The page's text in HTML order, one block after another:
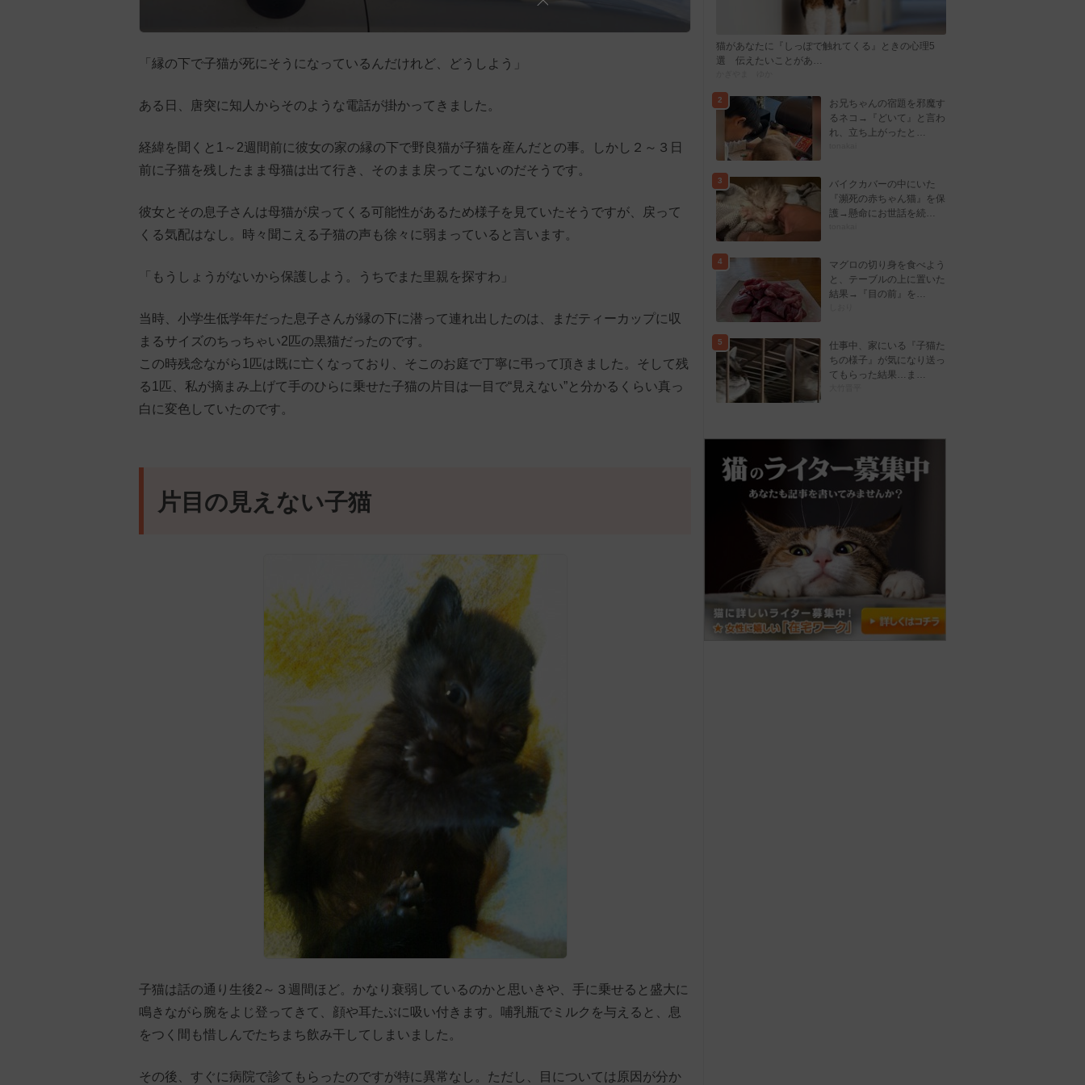
「縁の下で子猫が死にそうになっているんだけれど、どうしよう」
ある日、唐突に知人からそのような電話が掛かってきました。
経緯を聞くと1～2週間前に彼女の家の縁の下で野良猫が子猫を産んだとの事。しかし２～３日
前に子猫を残したまま母猫は出て行き、そのまま戻ってこないのだそうです。
彼女とその息子さんは母猫が戻ってくる可能性があるため様子を見ていたそうですが、戻って
くる気配はなし。時々聞こえる子猫の声も徐々に弱まっていると言います。
「もうしょうがないから保護しよう。うちでまた里親を探すわ」
当時、小学生低学年だった息子さんが縁の下に潜って連れ出したのは、まだティーカップに収
まるサイズのちっちゃい2匹の黒猫だったのです。
この時残念ながら1匹は既に亡くなっており、そこのお庭で丁寧に弔って頂きました。そして残
る1匹、私が摘まみ上げて手のひらに乗せた子猫の片目は一目で“見えない”と分かるくらい真っ
白に変色していたのです。
片目の見えない子猫
子猫は話の通り生後2～３週間ほど。かなり衰弱しているのかと思いきや、手に乗せると盛大に
鳴きながら腕をよじ登ってきて、顔や耳たぶに吸い付きます。哺乳瓶でミルクを与えると、息
をつく間も惜しんでたちまち飲み干してしまいました。
その後、すぐに病院で診てもらったのですが特に異常なし。ただし、目については原因が分か
猫があなたに『しっぽで触れてくる』ときの心理5
選 伝えたいことがあ…
2
お兄ちゃんの宿題を邪魔す
るネコ→『どいて』と言わ
れ、立ち上がったと…
3
バイクカバーの中にいた
『瀕死の赤ちゃん猫』を保
護→懸命にお世話を続…
4
マグロの切り身を食べよう
と、テーブルの上に置いた
結果→『目の前』を…
5
仕事中、家にいる『子猫た
ちの様子』が気になり送っ
てもらった結果…ま…